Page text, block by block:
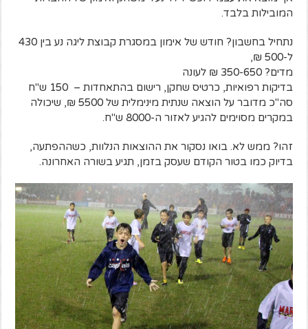
המובילות בלבד.
נתחיל בחשבון? חודש של אימון במסגרת קבוצת ליגה נע בין 430
ל-500 ₪,
מדים? 350-650 ₪ לעונה
בדיקות רפואיות, כרטיס שחקן, רישום בהתאחדות – 150 ש"ח
סה"כ מדובר על הוצאה שנתית מינימלית של 5500 ₪, שיכולה
במקרים מסוימים להגיע לאזור ה-8000 ש"ח.
זהו? ממש לא. בואו נסקור את ההוצאות הנלוות, כשההפתעה,
בדיוק כמו בטור הקודם שעסק בזמן, תגיע בשורה האחרונה.